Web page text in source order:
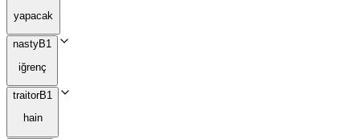
yapacak
nastyB1
iğrenç
traitorB1
hain